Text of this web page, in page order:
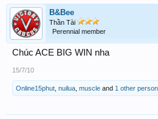
B&Bee
Thần Tài
Perennial member
Chúc ACE BIG WIN nha
15/7/10
Online15phut nuilua muscle and 1 other person